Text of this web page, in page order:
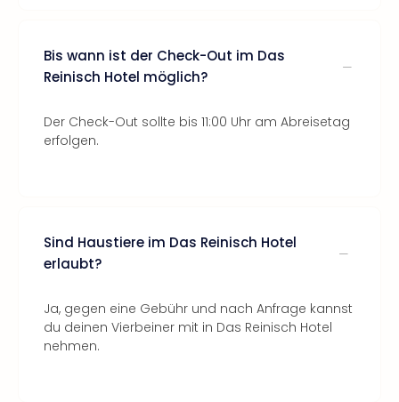
Bis wann ist der Check-Out im Das
Reinisch Hotel möglich?
Der Check-Out sollte bis 11:00 Uhr am Abreisetag
erfolgen.
Sind Haustiere im Das Reinisch Hotel
erlaubt?
Ja, gegen eine Gebühr und nach Anfrage kannst
du deinen Vierbeiner mit in Das Reinisch Hotel
nehmen.